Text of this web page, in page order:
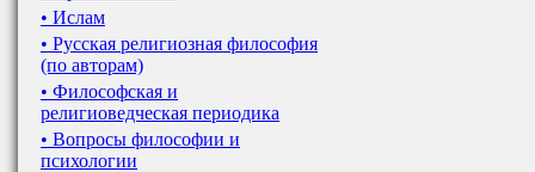
• Ислам
• Русская религиозная философия
(по авторам)
• Философская и
религиоведческая периодика
• Вопросы философии и
психологии